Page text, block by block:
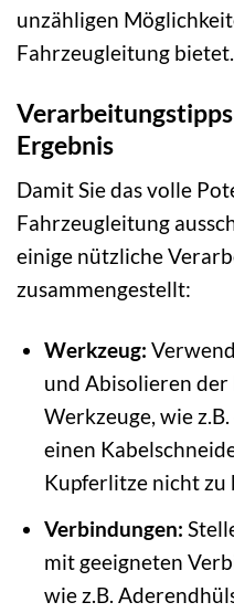
unzähligen
Fahrzeugleitung bietet.
Ergebnis
Damit Sie das volle
Fahrzeugleitung
einige nützliche
zusammengestellt:
Werkzeug:
und Abisolieren
Werkzeuge, wie
einen
Kupferlitze nicht zu
Verbindungen:
mit geeigneten
wie z.B.